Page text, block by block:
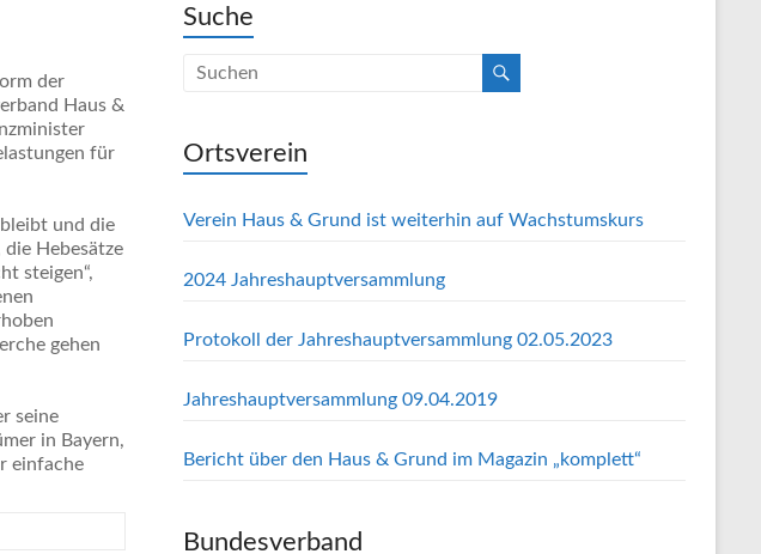
der
Haus &
für
und die
die Hebesätze
steigen“,
gehen
seine
in Bayern,
einfache
Suche
Ortsverein
Verein Haus & Grund ist weiterhin auf Wachstumskurs
2024 Jahreshauptversammlung
Protokoll der Jahreshauptversammlung 02.05.2023
Jahreshauptversammlung 09.04.2019
Bericht über den Haus & Grund im Magazin „komplett“
Bundesverband